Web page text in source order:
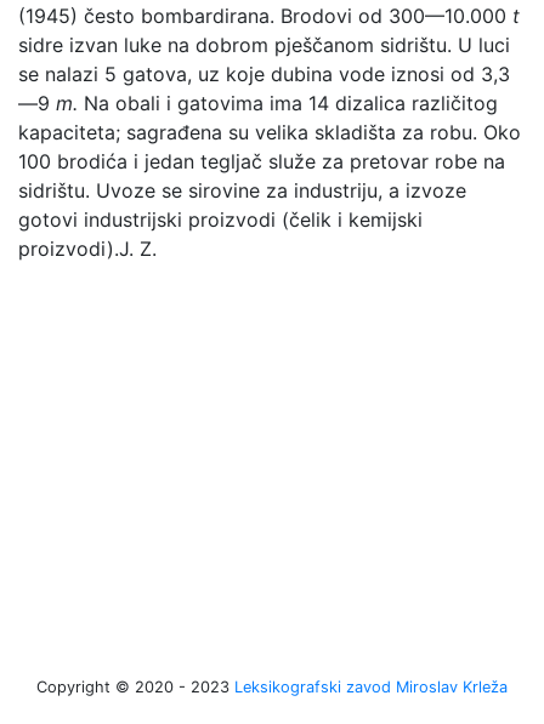
(1945) često bombardirana. Brodovi od 300—10.000 t
sidre izvan luke na dobrom pješčanom sidrištu. U luci
se nalazi 5 gatova, uz koje dubina vode iznosi od 3,3
—9 m. Na obali i gatovima ima 14 dizalica različitog
kapaciteta; sagrađena su velika skladišta za robu. Oko
100 brodića i jedan tegljač služe za pretovar robe na
sidrištu. Uvoze se sirovine za industriju, a izvoze
gotovi industrijski proizvodi (čelik i kemijski
proizvodi).J. Z.
Copyright © 2020 - 2023 Leksikografski zavod Miroslav Krleža